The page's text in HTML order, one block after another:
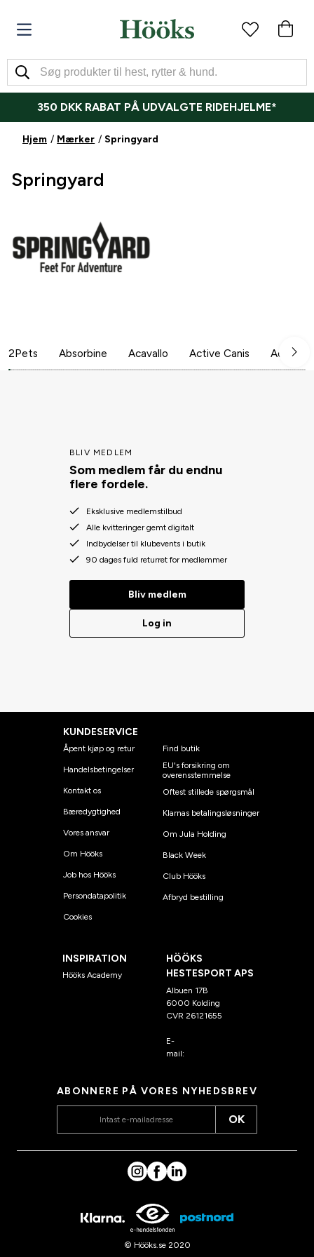
350 DKK RABAT PÅ UDVALGTE RIDEHJELME*
Hjem Mærker Springyard
Springyard
2Pets Absorbine Acavallo Active Canis Aesculap
BLIV MEDLEM
Som medlem får du endnu
flere fordele.
Eksklusive medlemstilbud
Alle kvitteringer gemt digitalt
Indbydelser til klubevents i butik
90 dages fuld returret for medlemmer
Bliv medlem
Log in
KUNDESERVICE
Åpent kjøp og retur
Handelsbetingelser
Kontakt os
Bæredygtighed
Vores ansvar
Om Hööks
Job hos Hööks
Persondatapolitik
Cookies
Find butik
EU's forsikring om
overensstemmelse
Oftest stillede spørgsmål
Klarnas betalingsløsninger
Om Jula Holding
Black Week
Club Hööks
Afbryd bestilling
INSPIRATION
Hööks Academy
HÖÖKS
HESTESPORT APS
Albuen 17B
6000 Kolding
CVR 26121655
E-
mail:
ABONNERE PÅ VORES NYHEDSBREV
OK
© Hööks.se 2020